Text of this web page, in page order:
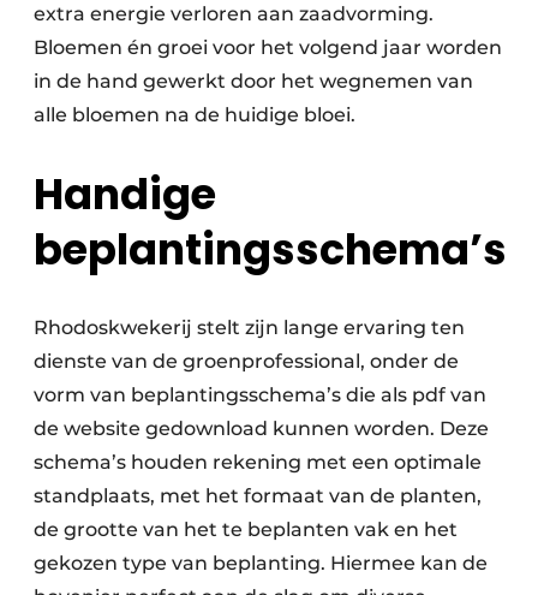
extra energie verloren aan zaadvorming.
Bloemen én groei voor het volgend jaar worden
in de hand gewerkt door het wegnemen van
alle bloemen na de huidige bloei.
Handige
beplantingsschema’s
Rhodoskwekerij stelt zijn lange ervaring ten
dienste van de groenprofessional, onder de
vorm van beplantingsschema’s die als pdf van
de website gedownload kunnen worden. Deze
schema’s houden rekening met een optimale
standplaats, met het formaat van de planten,
de grootte van het te beplanten vak en het
gekozen type van beplanting. Hiermee kan de